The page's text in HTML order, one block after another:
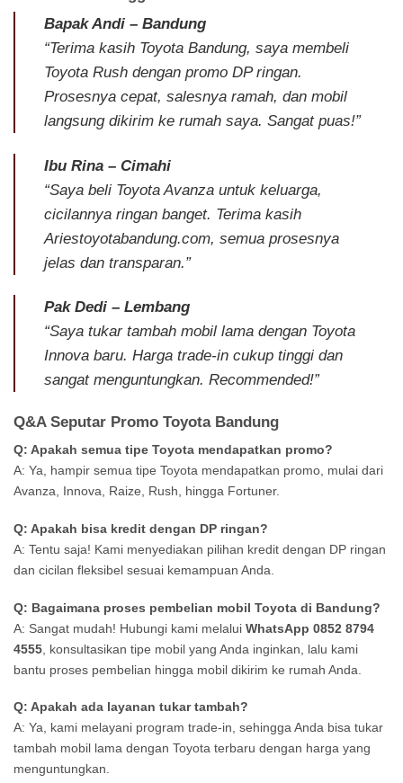
Bapak Andi – Bandung
“Terima kasih Toyota Bandung, saya membeli
Toyota Rush dengan promo DP ringan.
Prosesnya cepat, salesnya ramah, dan mobil
langsung dikirim ke rumah saya. Sangat puas!”
Ibu Rina – Cimahi
“Saya beli Toyota Avanza untuk keluarga,
cicilannya ringan banget. Terima kasih
Ariestoyotabandung.com, semua prosesnya
jelas dan transparan.”
Pak Dedi – Lembang
“Saya tukar tambah mobil lama dengan Toyota
Innova baru. Harga trade-in cukup tinggi dan
sangat menguntungkan. Recommended!”
Q&A Seputar Promo Toyota Bandung
Q: Apakah semua tipe Toyota mendapatkan promo?
A: Ya, hampir semua tipe Toyota mendapatkan promo, mulai dari
Avanza, Innova, Raize, Rush, hingga Fortuner.
Q: Apakah bisa kredit dengan DP ringan?
A: Tentu saja! Kami menyediakan pilihan kredit dengan DP ringan
dan cicilan fleksibel sesuai kemampuan Anda.
Q: Bagaimana proses pembelian mobil Toyota di Bandung?
A: Sangat mudah! Hubungi kami melalui WhatsApp 0852 8794
4555 , konsultasikan tipe mobil yang Anda inginkan, lalu kami
bantu proses pembelian hingga mobil dikirim ke rumah Anda.
Q: Apakah ada layanan tukar tambah?
A: Ya, kami melayani program trade-in, sehingga Anda bisa tukar
tambah mobil lama dengan Toyota terbaru dengan harga yang
menguntungkan.